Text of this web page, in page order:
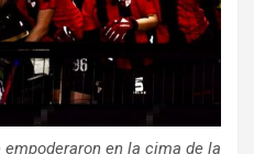
en la cima de la